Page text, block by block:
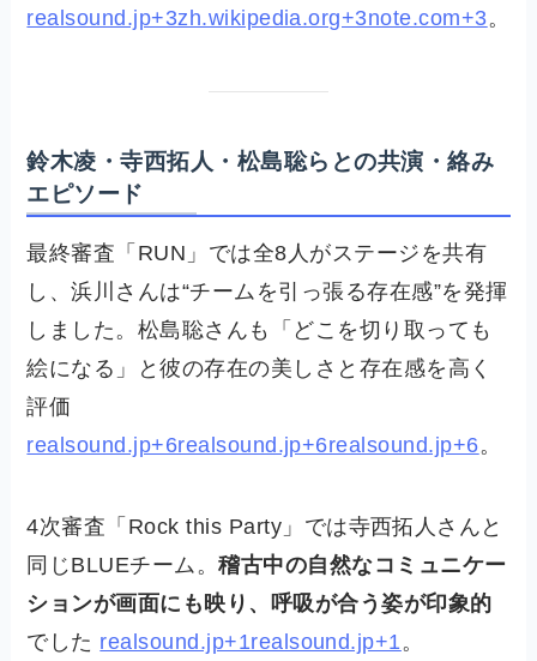
realsound.jp+3zh.wikipedia.org+3note.com+3。
鈴木凌・寺西拓人・松島聡らとの共演・絡み
エピソード
最終審査「RUN」では全8人がステージを共有
し、浜川さんは“チームを引っ張る存在感”を発揮
しました。松島聡さんも「どこを切り取っても
絵になる」と彼の存在の美しさと存在感を高く
評価
realsound.jp+6realsound.jp+6realsound.jp+6。
4次審査「Rock this Party」では寺西拓人さんと
同じBLUEチーム。稽古中の自然なコミュニケー
ションが画面にも映り、呼吸が合う姿が印象的
でした realsound.jp+1realsound.jp+1。